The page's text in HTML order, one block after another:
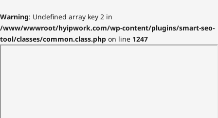
Warning: Undefined array key 2 in
/www/wwwroot/hyipwork.com/wp-content/plugins/smart-seo-
tool/classes/common.class.php on line 1247